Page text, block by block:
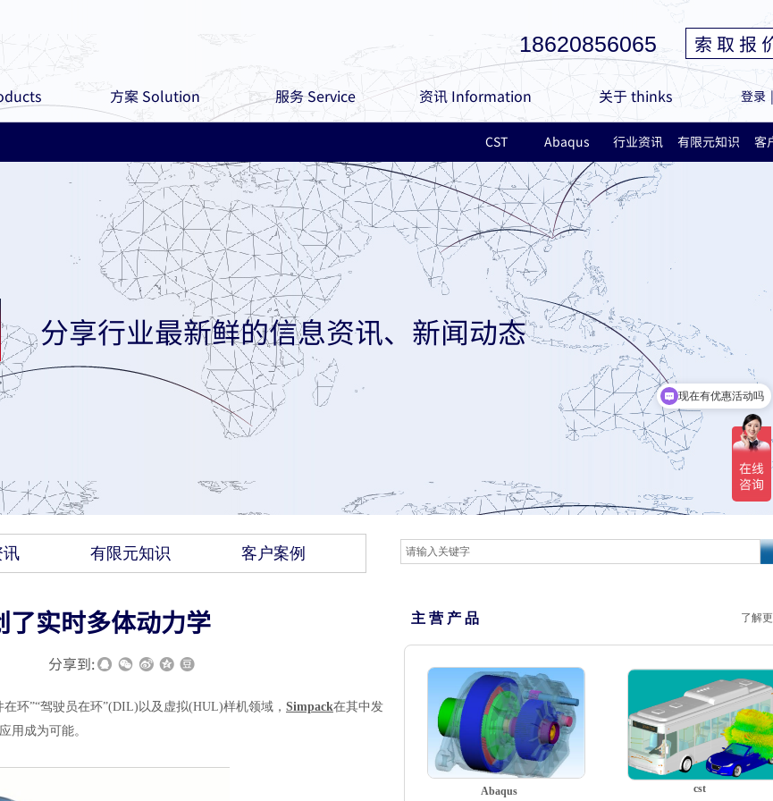
18620856065
登录 |
索 取 报
方案 Solution 服务 Service 资讯 Information 关于 thinks
分享行业最新鲜的信息资讯、新闻动态
CST Abaqus 行业资讯 有限元知识 客
讯 有限元知识 客户案例
实时多体动力学
分享到:
环”“驾驶员在环”(DIL)以及虚拟(HUL)样机领域， Simpack在其中发
用成为可能。
主 营 产 品 了解
cst
Abaqus
现在有优惠活动吗